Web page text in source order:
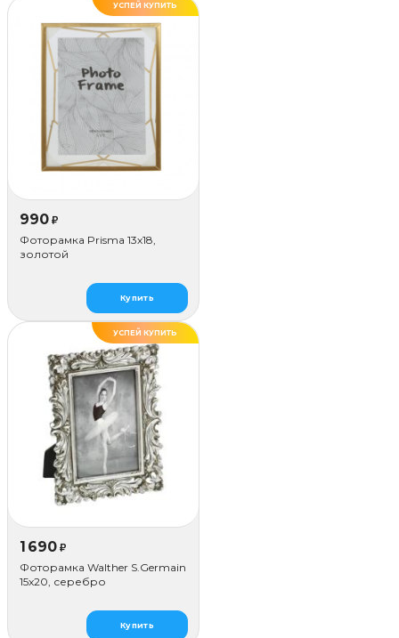
УСПЕЙ КУПИТЬ
990 ₽
Фоторамка Prisma 13х18,
золотой
Купить
УСПЕЙ КУПИТЬ
1 690 ₽
Фоторамка Walther S.Germain
15x20, серебро
Купить